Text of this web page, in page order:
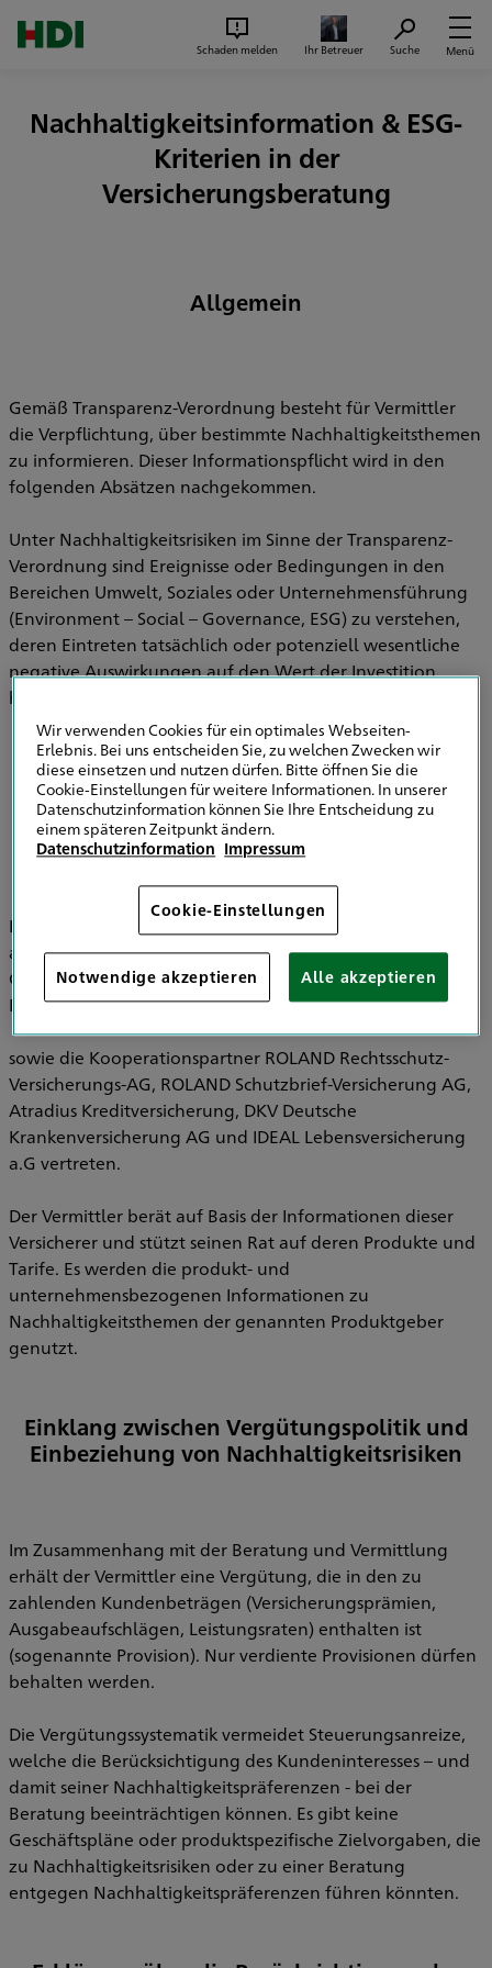
Schaden melden Ihr Betreuer Suche Menü
Nachhaltigkeitsinformation & ESG-
Kriterien in der
Versicherungsberatung
Allgemein
Gemäß Transparenz-Verordnung besteht für Vermittler
die Verpflichtung, über bestimmte Nachhaltigkeitsthemen
zu informieren. Dieser Informationspflicht wird in den
folgenden Absätzen nachgekommen.
Unter Nachhaltigkeitsrisiken im Sinne der Transparenz-
Verordnung sind Ereignisse oder Bedingungen in den
Bereichen Umwelt, Soziales oder Unternehmensführung
(Environment – Social – Governance, ESG) zu verstehen,
deren Eintreten tatsächlich oder potenziell wesentliche
negative Auswirkungen auf den Wert der Investition
haben können.
Informationen zu Strategien zur
Einbeziehung von Nachhaltigkeitsrisiken in
der Versicherungsberatung
Im Bereich der Versicherungsvermittlung werden
ausschließlich die HDI Versicherung AG, HDI Global SE, HDI
Global Specialty SE, HDI Lebensversicherung AG, HDI
Pensionsfonds AG, HDI Pensionskasse AG
sowie die Kooperationspartner ROLAND Rechtsschutz-
Versicherungs-AG, ROLAND Schutzbrief-Versicherung AG,
Atradius Kreditversicherung, DKV Deutsche
Krankenversicherung AG und IDEAL Lebensversicherung
a.G vertreten.
Der Vermittler berät auf Basis der Informationen dieser
Versicherer und stützt seinen Rat auf deren Produkte und
Tarife. Es werden die produkt- und
unternehmensbezogenen Informationen zu
Nachhaltigkeitsthemen der genannten Produktgeber
genutzt.
Einklang zwischen Vergütungspolitik und
Einbeziehung von Nachhaltigkeitsrisiken
Im Zusammenhang mit der Beratung und Vermittlung
erhält der Vermittler eine Vergütung, die in den zu
zahlenden Kundenbeträgen (Versicherungsprämien,
Ausgabeaufschlägen, Leistungsraten) enthalten ist
(sogenannte Provision). Nur verdiente Provisionen dürfen
behalten werden.
Die Vergütungssystematik vermeidet Steuerungsanreize,
welche die Berücksichtigung des Kundeninteresses – und
damit seiner Nachhaltigkeitspräferenzen - bei der
Beratung beeinträchtigen können. Es gibt keine
Geschäftspläne oder produktspezifische Zielvorgaben, die
zu Nachhaltigkeitsrisiken oder zu einer Beratung
entgegen Nachhaltigkeitspräferenzen führen könnten.
Wir verwenden Cookies für ein optimales Webseiten-
Erlebnis. Bei uns entscheiden Sie, zu welchen Zwecken wir
diese einsetzen und nutzen dürfen. Bitte öffnen Sie die
Cookie-Einstellungen für weitere Informationen. In unserer
Datenschutzinformation können Sie Ihre Entscheidung zu
einem späteren Zeitpunkt ändern.
Datenschutzinformation Impressum
Cookie-Einstellungen
Notwendige akzeptieren Alle akzeptieren